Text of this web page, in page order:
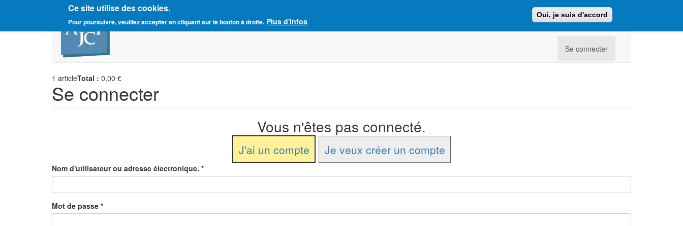
Ce site utilise des cookies.
Pour poursuivre, veuillez accepter en cliquant sur le bouton à droite. Plus d'infos
Oui, je suis d'accord
Amitié Judéo-Chrétienne de France Accueil Retour au site ajcf.fr
Se connecter
1 articleTotal : 0,00 €
Se connecter
Vous n'êtes pas connecté.
J'ai un compte Je veux créer un compte
Nom d'utilisateur ou adresse électronique. *
Mot de passe *